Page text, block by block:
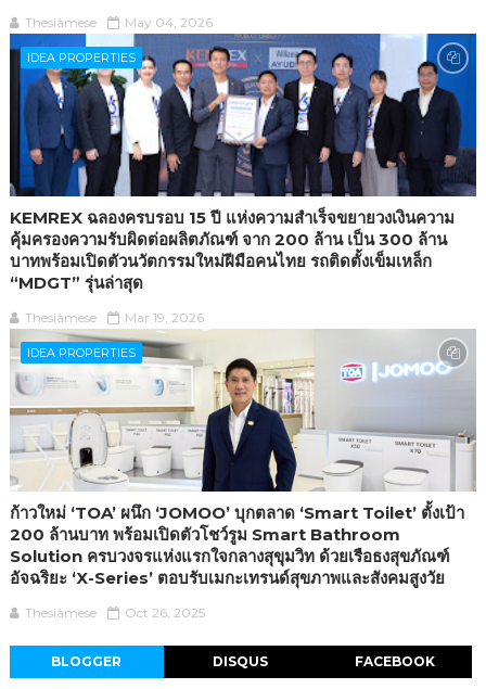
Thesiamese May 04, 2026
IDEA PROPERTIES
KEMREX ฉลองครบรอบ 15 ปี แห่งความสำเร็จขยายวงเงินความ
คุ้มครองความรับผิดต่อผลิตภัณฑ์ จาก 200 ล้าน เป็น 300 ล้าน
บาทพร้อมเปิดตัวนวัตกรรมใหม่ฝีมือคนไทย รถติดตั้งเข็มเหล็ก
“MDGT” รุ่นล่าสุด
Thesiamese Mar 19, 2026
IDEA PROPERTIES
ก้าวใหม่ ‘TOA’ ผนึก ‘JOMOO’ บุกตลาด ‘Smart Toilet’ ตั้งเป้า
200 ล้านบาท พร้อมเปิดตัวโชว์รูม Smart Bathroom
Solution ครบวงจรแห่งแรกใจกลางสุขุมวิท ด้วยเรือธงสุขภัณฑ์
อัจฉริยะ ‘X-Series’ ตอบรับเมกะเทรนด์สุขภาพและสังคมสูงวัย
Thesiamese Oct 26, 2025
BLOGGER DISQUS FACEBOOK